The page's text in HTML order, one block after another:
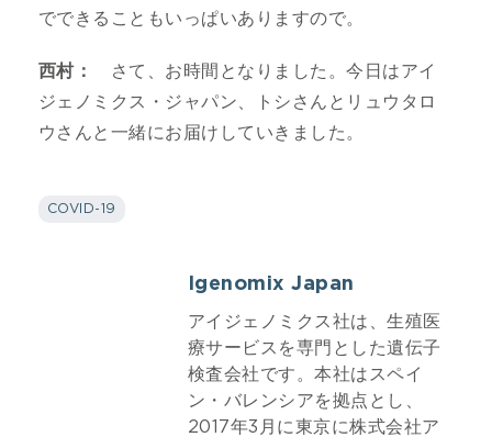
でできることもいっぱいありますので。
西村：
さて、お時間となりました。今日はアイ
ジェノミクス・ジャパン、トシさんとリュウタロ
ウさんと一緒にお届けしていきました。
COVID-19
Igenomix Japan
アイジェノミクス社は、生殖医
療サービスを専門とした遺伝子
検査会社です。本社はスペイ
ン・バレンシアを拠点とし、
2017年3月に東京に株式会社ア